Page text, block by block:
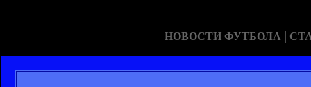
НОВОСТИ ФУТБОЛА |